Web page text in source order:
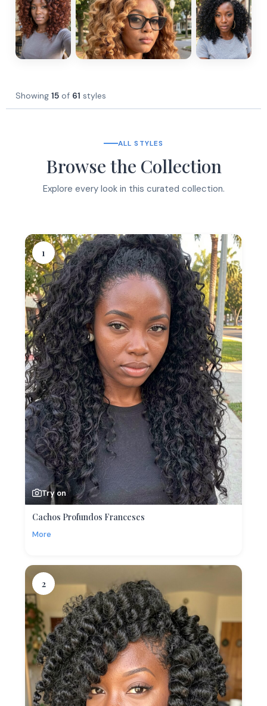
Showing 15 of 61 styles
ALL STYLES
Browse the Collection
Explore every look in this curated collection.
1
Try on
Cachos Profundos Franceses
More
2